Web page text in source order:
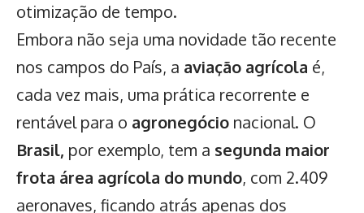
otimização de tempo.
Embora não seja uma novidade tão recente
nos campos do País, a aviação agrícola é,
cada vez mais, uma prática recorrente e
rentável para o agronegócio nacional. O
Brasil, por exemplo, tem a segunda maior
frota área agrícola do mundo, com 2.409
aeronaves, ficando atrás apenas dos